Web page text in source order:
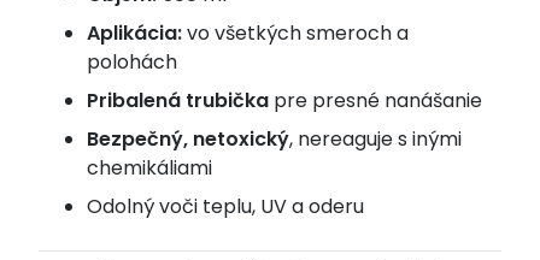
Aplikácia:vo všetkých smeroch a
polohách
Pribalená trubička pre presné nanášanie
Bezpečný, netoxický, nereaguje s inými
chemikáliami
Odolný voči teplu, UV a oderu